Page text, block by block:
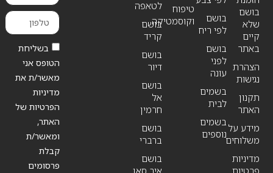
בושם
שלא
קיים
באתר
הצהרת
נגישות
תקנון
האתר
מידע על
משלוחים
מדיניות
טיפוח
וקוסמטיקה
בושם
לפי ריח
בושם
לפני
עונה
בשמים
לבית
בשמים
נוספים
לטאפה
בושם
קריד
בושם
דיור
בושם
אל
חרמין
בושם
ברברי
בושם
בשליחת
הטופס אני
מאשר/ת את
מדיניות
הפרטיות של
האתר,
ומאשר/ת
קבלת
פרסומים